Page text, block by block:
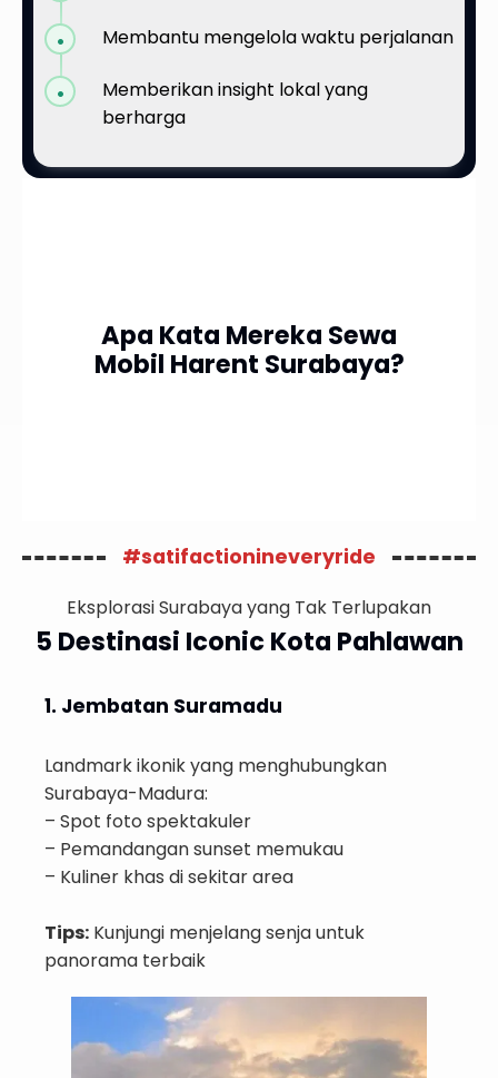
Membantu mengelola waktu perjalanan
Memberikan insight lokal yang
berharga
Apa Kata Mereka Sewa
Mobil Harent Surabaya?
#satifactionineveryride
Eksplorasi Surabaya yang Tak Terlupakan
5 Destinasi Iconic Kota Pahlawan
1. Jembatan Suramadu
Landmark ikonik yang menghubungkan
Surabaya-Madura:
– Spot foto spektakuler
– Pemandangan sunset memukau
– Kuliner khas di sekitar area
Tips: Kunjungi menjelang senja untuk
panorama terbaik